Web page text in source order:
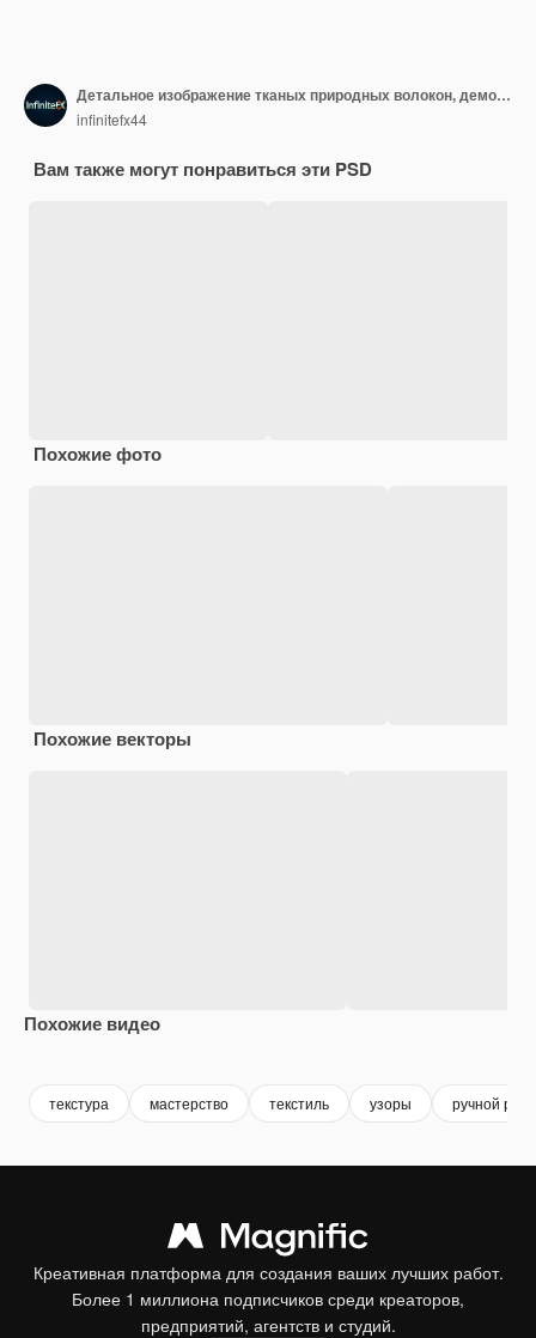
Детальное изображение тканых природных волокон, демонстрирующих сложные узоры и текстуры
infinitefx44
Вам также могут понравиться эти PSD
Похожие фото
Похожие векторы
Похожие видео
текстура мастерство текстиль узоры ручной
Креативная платформа для создания ваших лучших работ.
Более 1 миллиона подписчиков среди креаторов,
предприятий, агентств и студий.